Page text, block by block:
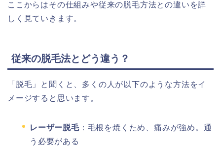
ここからはその仕組みや従来の脱毛方法との違いを詳
しく見ていきます。
従来の脱毛法とどう違う？
「脱毛」と聞くと、多くの人が以下のような方法をイ
メージすると思います。
レーザー脱毛：毛根を焼くため、痛みが強め。通
う必要がある